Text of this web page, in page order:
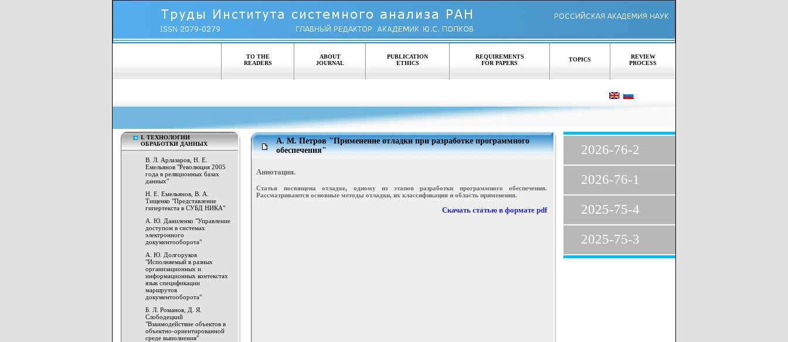
TO THE
READERS
ABOUT
JOURNAL
PUBLICATION
ETHICS
REQUIREMENTS
FOR PAPERS
TOPICS
REVIEW
PROCESS
I. ТЕХНОЛОГИИ
ОБРАБОТКИ ДАННЫХ
В. Л. Арлазаров, Н. Е.
Емельянов "Революция 2005
года в реляционных базах
данных"
Н. Е. Емельянов, В. А.
Тищенко "Представление
гипертекста в СУБД НИКА"
А. Ю. Даниленко "Управление
доступом в системах
электронного
документооборота"
А. Ю. Долгоруков
"Исполняемый в разных
организационных и
информационных контекстах
язык спецификации
маршрутов
документооборота"
Б. Л. Романов, Д. Я.
Слободецкий
"Взаимодействие объектов в
объектно-ориентированной
среде выполнения"
А. М. Петров "Применение отладки при разработке программного
обеспечения"
Аннотация.
Статья посвящена отладке, одному из этапов разработки программного обеспечения.
Рассматриваются основные методы отладки, их классификация и область применения.
Скачать статью в формате pdf
2026-76-2
2026-76-1
2025-75-4
2025-75-3